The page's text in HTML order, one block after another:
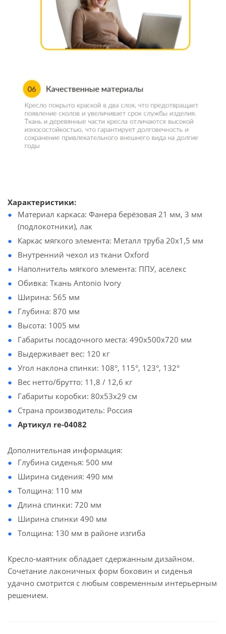
Характеристики:
Материал каркаса: Фанера берёзовая 21 мм, 3 мм
(подлокотники), лак
Каркас мягкого элемента: Металл труба 20х1,5 мм
Внутренний чехол из ткани Oxford
Наполнитель мягкого элемента: ППУ, аселекс
Обивка: Ткань Antonio Ivory
Ширина: 565 мм
Глубина: 870 мм
Высота: 1005 мм
Габариты посадочного места: 490х500х720 мм
Выдерживает вес: 120 кг
Угол наклона спинки: 108°, 115°, 123°, 132°
Вес нетто/брутто: 11,8 / 12,6 кг
Габариты коробки: 80х53х29 см
Страна производитель: Россия
Артикул re-04082
Дополнительная информация:
Глубина сиденья: 500 мм
Ширина сидения: 490 мм
Толщина: 110 мм
Длина спинки: 720 мм
Ширина спинки 490 мм
Толщина: 130 мм в районе изгиба
Кресло-маятник обладает сдержанным дизайном.
Сочетание лаконичных форм боковин и сиденья
удачно смотрится с любым современным интерьерным
решением.